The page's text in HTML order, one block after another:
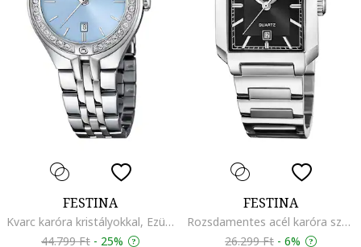
FESTINA
Kvarc karóra kristályokkal, Ezüstszín/Pasztellkék
44.799 Ft - 25%
FESTINA
Rozsdamentes acél karóra szögletes tokkal, Ezüstszín
26.299 Ft - 6%